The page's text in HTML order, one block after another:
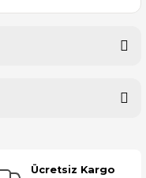
Ücretsiz Kargo